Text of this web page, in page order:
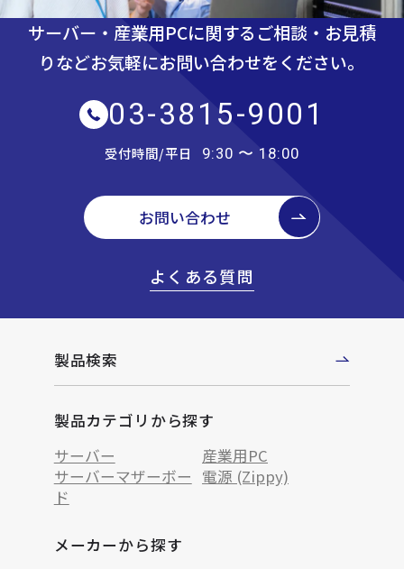
サーバー・産業用PCに関するご相談・お見積
りなどお気軽にお問い合わせをください。
03-3815-9001
受付時間/平日 9:30 〜 18:00
お問い合わせ
よくある質問
製品検索
製品カテゴリから探す
サーバー
産業用PC
サーバーマザーボー
ド
電源 (Zippy)
メーカーから探す